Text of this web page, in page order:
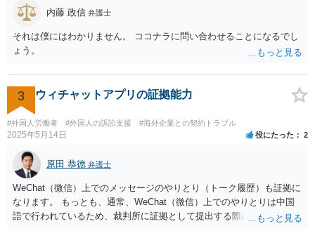
内藤 政信 弁護士
それは僕にはわかりません。 ココナラに問い合わせることになるでし
ょう。
3 ウィチャットアプリの証拠能力
#外国人労働者 #外国人の訴訟支援 #海外企業との契約トラブル
2025年5月14日 役にたった 2
原田 恭徳 弁護士
WeChat（微信）上でのメッセージのやりとり（トーク履歴）も証拠に
なります。 もっとも、通常、WeChat（微信）上でのやりとりは中国
語で行われているため、裁判所に証拠として提出する際には日本語の